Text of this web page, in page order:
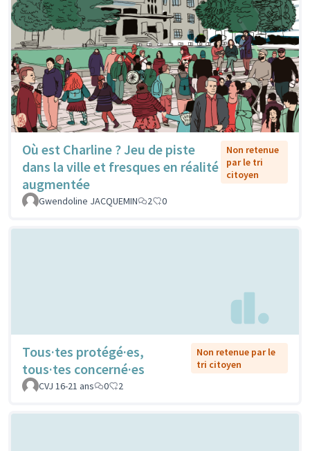
Où est Charline ? Jeu de piste
dans la ville et fresques en réalité
augmentée
Non retenue
par le tri
citoyen
Gwendoline JACQUEMIN 2 0
Tous·tes protégé·es,
tous·tes concerné·es
Non retenue par le
tri citoyen
CVJ 16-21 ans
0 2